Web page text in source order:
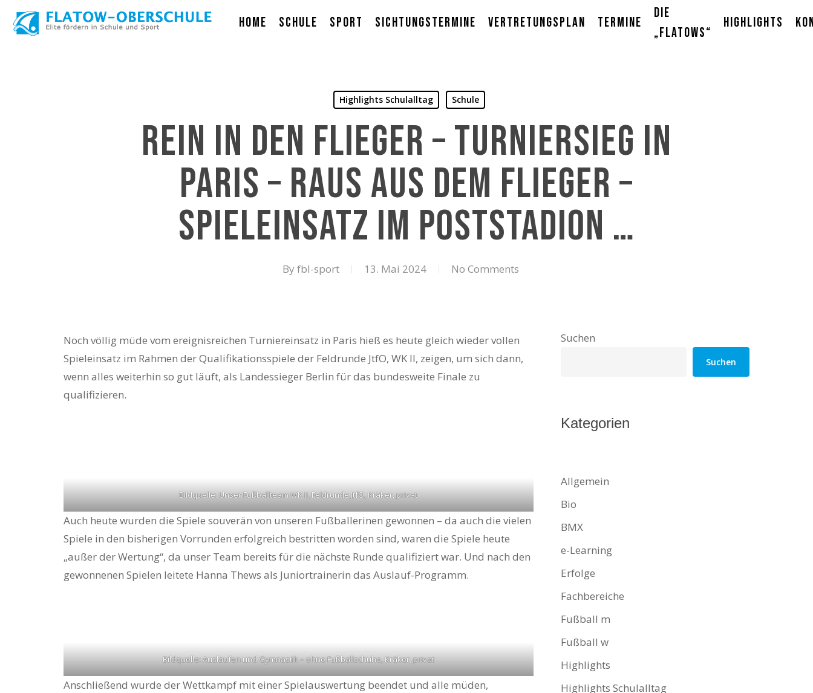
Hit enter to search or ESC to close
Home Schule Sport Sichtungstermine Vertretungsplan Termine
Die
„Flatows“
Highlights
Highlights Schulalltag Schule
Rein in den Flieger – Turniersieg in
Paris – Raus aus dem Flieger –
Spieleinsatz im Poststadion …
By fbl-sport 13. Mai 2024 No Comments
Noch völlig müde vom ereignisreichen Turniereinsatz in Paris hieß es heute gleich wieder vollen
Spieleinsatz im Rahmen der Qualifikationsspiele der Feldrunde JtfO, WK II, zeigen, um sich dann,
wenn alles weiterhin so gut läuft, als Landessieger Berlin für das bundesweite Finale zu
qualifizieren.
Bildquelle: Unser Fußballteam WK II, Feldrunde JtfO, Kräker, privat
Auch heute wurden die Spiele souverän von unseren Fußballerinen gewonnen – da auch die vielen
Spiele in den bisherigen Vorrunden erfolgreich bestritten worden sind, waren die Spiele heute
„außer der Wertung“, da unser Team bereits für die nächste Runde qualifiziert war. Und nach den
gewonnenen Spielen leitete Hanna Thews als Juniortrainerin das Auslauf-Programm.
Bildquelle: Auslaufen und Gymnastik – ohne Fußballschuhe, Kräker, privat
Anschließend wurde der Wettkampf mit einer Spielauswertung beendet und alle müden,
Suchen
Suchen
Kategorien
Allgemein
Bio
BMX
e-Learning
Erfolge
Fachbereiche
Fußball m
Fußball w
Highlights
Highlights Schulalltag